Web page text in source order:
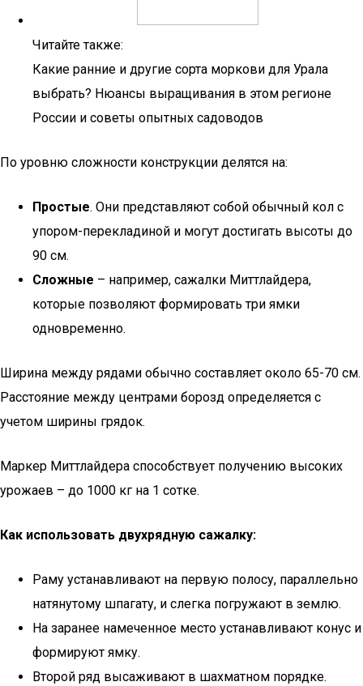
Читайте также:
Какие ранние и другие сорта моркови для Урала
выбрать? Нюансы выращивания в этом регионе
России и советы опытных садоводов
По уровню сложности конструкции делятся на:
Простые. Они представляют собой обычный кол с
упором-перекладиной и могут достигать высоты до
90 см.
Сложные – например, сажалки Миттлайдера,
которые позволяют формировать три ямки
одновременно.
Ширина между рядами обычно составляет около 65-70 см.
Расстояние между центрами борозд определяется с
учетом ширины грядок.
Маркер Миттлайдера способствует получению высоких
урожаев – до 1000 кг на 1 сотке.
Как использовать двухрядную сажалку:
Раму устанавливают на первую полосу, параллельно
натянутому шпагату, и слегка погружают в землю.
На заранее намеченное место устанавливают конус и
формируют ямку.
Второй ряд высаживают в шахматном порядке.